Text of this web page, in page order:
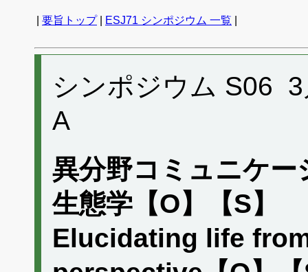
要旨トップ| ESJ71 シンポジウム 一覧
シンポジウム S06
A
異分野コミュニケ
生態学【O】【S】
Elucidating life